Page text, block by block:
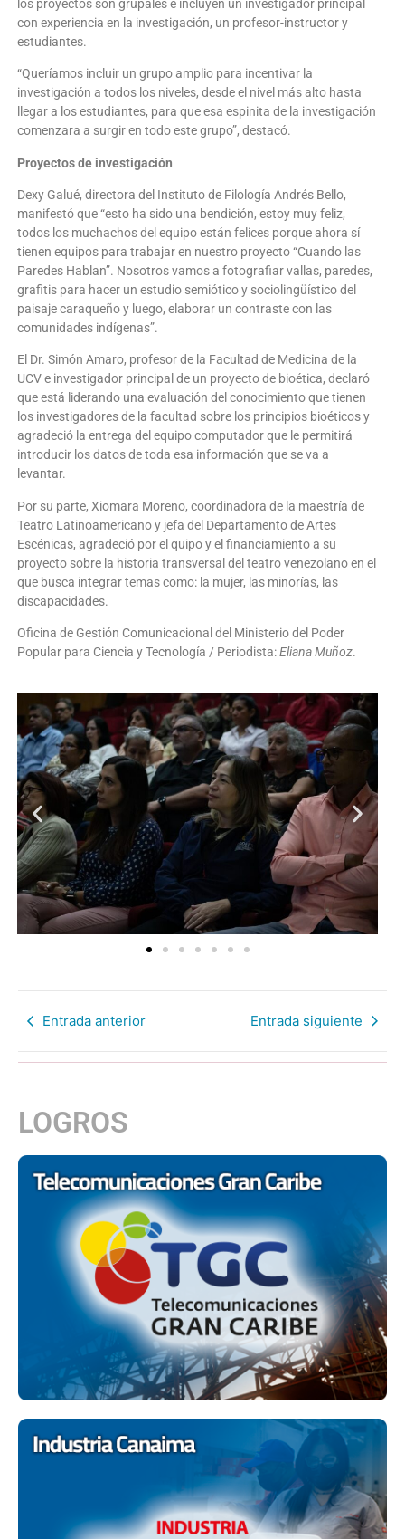
los proyectos son grupales e incluyen un investigador principal
con experiencia en la investigación, un profesor-instructor y
estudiantes.
“Queríamos incluir un grupo amplio para incentivar la
investigación a todos los niveles, desde el nivel más alto hasta
llegar a los estudiantes, para que esa espinita de la investigación
comenzara a surgir en todo este grupo”, destacó.
Proyectos de investigación
Dexy Galué, directora del Instituto de Filología Andrés Bello,
manifestó que “esto ha sido una bendición, estoy muy feliz,
todos los muchachos del equipo están felices porque ahora sí
tienen equipos para trabajar en nuestro proyecto “Cuando las
Paredes Hablan”. Nosotros vamos a fotografiar vallas, paredes,
grafitis para hacer un estudio semiótico y sociolingüístico del
paisaje caraqueño y luego, elaborar un contraste con las
comunidades indígenas”.
El Dr. Simón Amaro, profesor de la Facultad de Medicina de la
UCV e investigador principal de un proyecto de bioética, declaró
que está liderando una evaluación del conocimiento que tienen
los investigadores de la facultad sobre los principios bioéticos y
agradeció la entrega del equipo computador que le permitirá
introducir los datos de toda esa información que se va a
levantar.
Por su parte, Xiomara Moreno, coordinadora de la maestría de
Teatro Latinoamericano y jefa del Departamento de Artes
Escénicas, agradeció por el quipo y el financiamiento a su
proyecto sobre la historia transversal del teatro venezolano en el
que busca integrar temas como: la mujer, las minorías, las
discapacidades.
Oficina de Gestión Comunicacional del Ministerio del Poder
Popular para Ciencia y Tecnología / Periodista:Eliana Muñoz.
Entrada anterior Entrada siguiente
LOGROS